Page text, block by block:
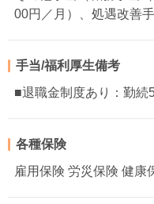
00円／月）、処遇改善
手当/福利厚生備考
■退職金制度あり：勤続
各種保険
雇用保険 労災保険 健康